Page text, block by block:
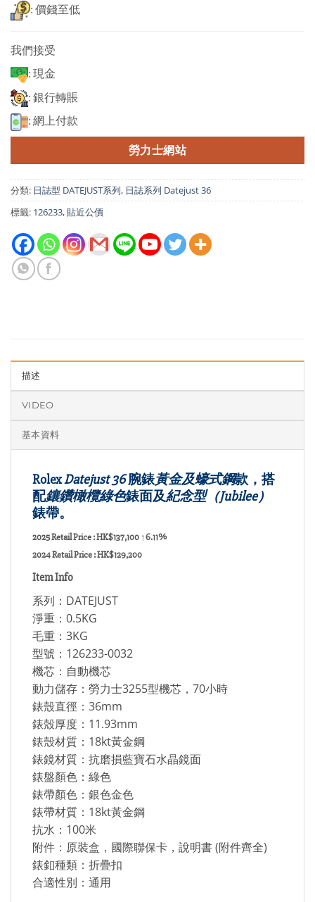
: 價錢至低
我們接受
: 現金
: 銀行轉賬
: 網上付款
勞力士網站
分類: 日誌型 DATEJUST系列, 日誌系列 Datejust 36
標籤: 126233, 貼近公價
描述
VIDEO
基本資料
RolexDatejust 36腕錶黃金及蠔式鋼款，搭
配鑲鑽橄欖綠色錶面及紀念型（Jubilee）
錶帶。
2025 Retail Price : HK$137,100 ↑6.11%
2024 Retail Price : HK$129,200
Item Info
系列：DATEJUST
淨重：0.5KG
毛重：3KG
型號：126233-0032
機芯：自動機芯
動力儲存：勞力士3255型機芯，70小時
錶殼直徑：36mm
錶殼厚度：11.93mm
錶殼材質：18kt黃金鋼
錶鏡材質：抗磨損藍寶石水晶鏡面
錶盤顏色：綠色
錶帶顏色：銀色金色
錶帶材質：18kt黃金鋼
抗水：100米
附件：原裝盒，國際聯保卡，說明書 (附件齊全)
錶釦種類：折疊扣
合適性別：通用